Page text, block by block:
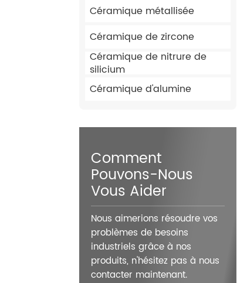
Céramique métallisée
Céramique de zircone
Céramique de nitrure de
silicium
Céramique d'alumine
Comment
Pouvons-Nous
Vous Aider
Nous aimerions résoudre vos
problèmes de besoins
industriels grâce à nos
produits, n'hésitez pas à nous
contacter maintenant.